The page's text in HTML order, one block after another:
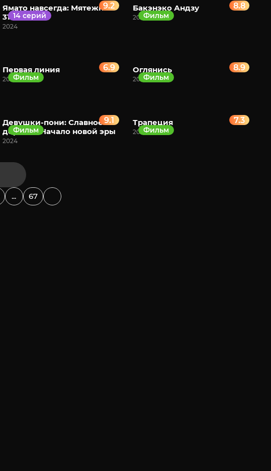
Ямато навсегда: Мятежник
3199
2024
9.2
14 серий
Бакэнэко Андзу
2024
8.8
Фильм
Первая линия
2024
6.9
Фильм
Оглянись
2024
8.9
Фильм
Девушки-пони: Славное
дерби — Начало новой эры
2024
9.1
Фильм
Трапеция
2024
7.3
Фильм
... 67